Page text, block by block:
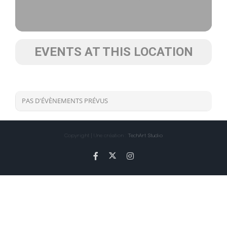
EVENTS AT THIS LOCATION
PAS D'ÉVÈNEMENTS PRÉVUS
Copyright | Une création : TechArt Studio
Facebook Instagram